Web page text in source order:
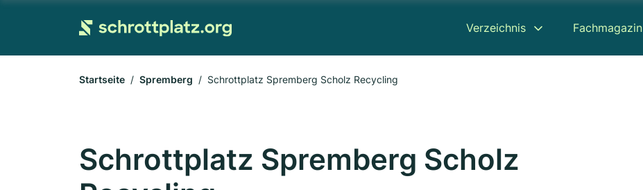
Verzeichnis Fachmagazin
Startseite Spremberg Schrottplatz Spremberg Scholz Recycling
Schrottplatz Spremberg Scholz